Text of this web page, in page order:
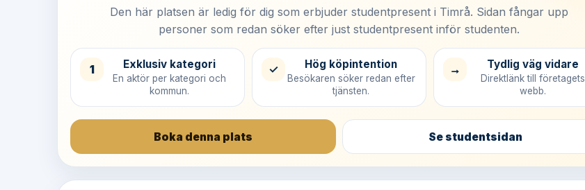
Den här platsen är ledig för dig som erbjuder studentpresent i Timrå. Sidan fångar upp
personer som redan söker efter just studentpresent inför studenten.
1 Exklusiv kategori
En aktör per kategori och
kommun.
✓ Hög köpintention
Besökaren söker redan efter
tjänsten.
→ Tydlig väg vidare
Direktlänk till företagets
webb.
Boka denna plats Se studentsidan